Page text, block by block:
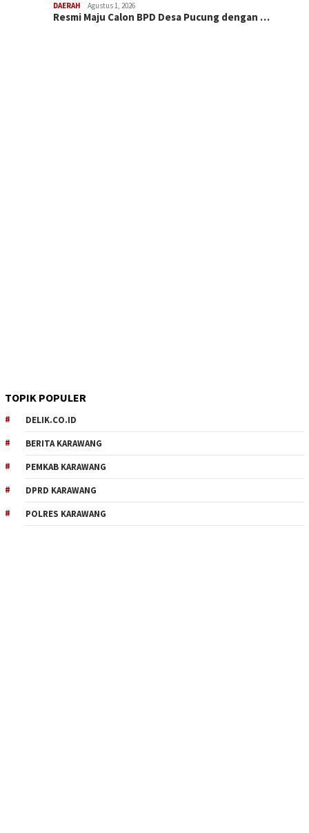
DAERAH Agustus 1, 2026
Resmi Maju Calon BPD Desa Pucung dengan …
TOPIK POPULER
DELIK.CO.ID
BERITA KARAWANG
PEMKAB KARAWANG
DPRD KARAWANG
POLRES KARAWANG